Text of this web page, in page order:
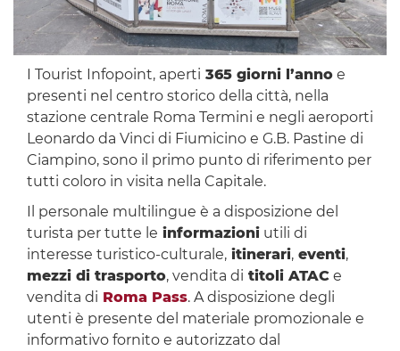
I Tourist Infopoint, aperti 365 giorni l’annoe
presenti nel centro storico della città, nella
stazione centrale Roma Termini e negli aeroporti
Leonardo da Vinci di Fiumicino e G.B. Pastine di
Ciampino, sono il primo punto di riferimento per
tutti coloro in visita nella Capitale.
Il personale multilingue è a disposizione del
turista per tutte le informazioniutili di
interesse turistico-culturale,itinerari,eventi,
mezzi di trasporto, vendita di titoli ATACe
vendita di Roma Pass. A disposizione degli
utenti è presente del materiale promozionale e
informativo fornito e autorizzato dal